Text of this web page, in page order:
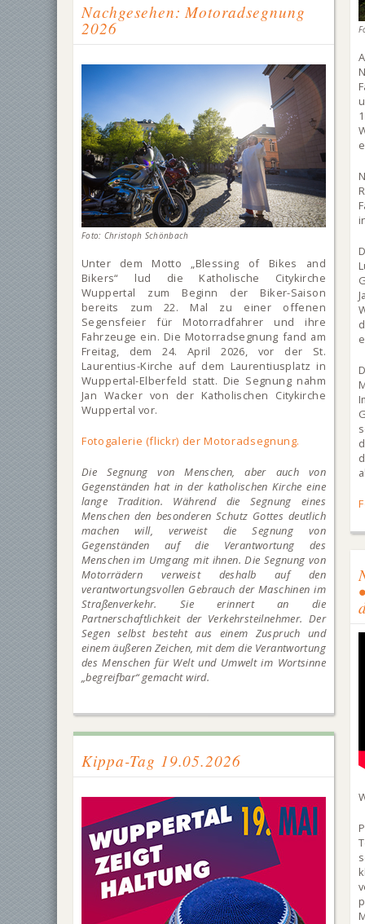
Nachgesehen: Motoradsegnung
2026
Foto: Christoph Schönbach
Unter dem Motto „Blessing of Bikes and
Bikers“ lud die Katholische Citykirche
Wuppertal zum Beginn der Biker-Saison
bereits zum 22. Mal zu einer offenen
Segensfeier für Motorradfahrer und ihre
Fahrzeuge ein. Die Motorradsegnung fand am
Freitag, dem 24. April 2026, vor der St.
Laurentius-Kirche auf dem Laurentiusplatz in
Wuppertal-Elberfeld statt. Die Segnung nahm
Jan Wacker von der Katholischen Citykirche
Wuppertal vor.
Fotogalerie (flickr) der Motoradsegnung.
Die Segnung von Menschen, aber auch von
Gegenständen hat in der katholischen Kirche eine
lange Tradition. Während die Segnung eines
Menschen den besonderen Schutz Gottes deutlich
machen will, verweist die Segnung von
Gegenständen auf die Verantwortung des
Menschen im Umgang mit ihnen. Die Segnung von
Motorrädern verweist deshalb auf den
verantwortungsvollen Gebrauch der Maschinen im
Straßenverkehr. Sie erinnert an die
Partnerschaftlichkeit der Verkehrsteilnehmer. Der
Segen selbst besteht aus einem Zuspruch und
einem äußeren Zeichen, mit dem die Verantwortung
des Menschen für Welt und Umwelt im Wortsinne
„begreifbar“ gemacht wird.
Kippa-Tag 19.05.2026